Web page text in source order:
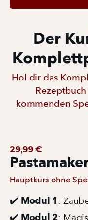
Der
Hol dir das
kommenden
29,99 €
Hauptkurs ohne
✔️ Modul 1 :
Modul 2